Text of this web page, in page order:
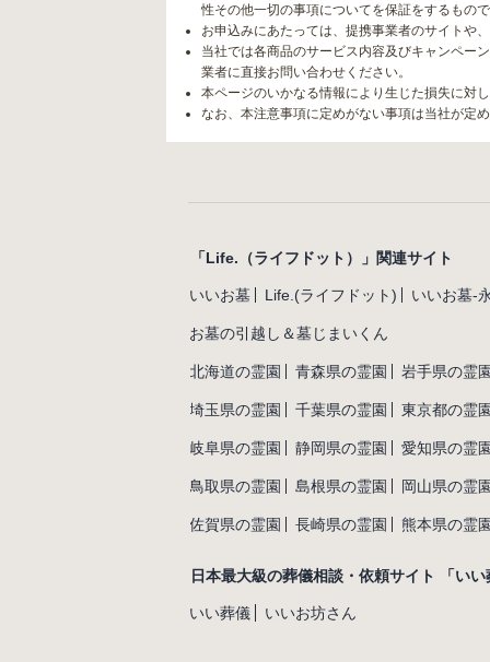
性その他一切の事項についてを保証をするもの
お申込みにあたっては、提携事業者のサイトや
当社では各商品のサービス内容及びキャンペー
業者に直接お問い合わせください。
本ページのいかなる情報により生じた損失に対
なお、本注意事項に定めがない事項は当社が定
「Life.（ライフドット）」関連サイト
いいお墓 Life.(ライフドット) いいお墓-
お墓の引越し＆墓じまいくん
北海道の霊園 青森県の霊園 岩手県の霊
埼玉県の霊園 千葉県の霊園 東京都の霊
岐阜県の霊園 静岡県の霊園 愛知県の霊
鳥取県の霊園 島根県の霊園 岡山県の霊
佐賀県の霊園 長崎県の霊園 熊本県の霊
日本最大級の葬儀相談・依頼サイト 「いい
いい葬儀 いいお坊さん